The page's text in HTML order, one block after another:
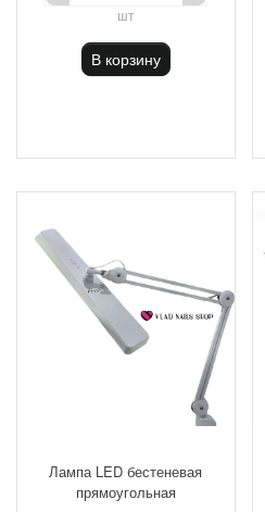
шт
В корзину
Лампа LED бестеневая
прямоугольная